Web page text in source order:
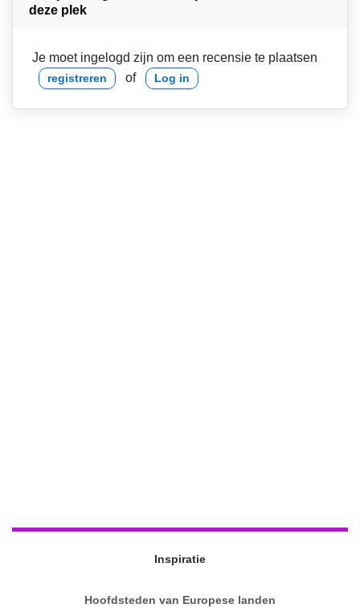
deze plek
Je moet ingelogd zijn om een recensie te plaatsen
registreren of Log in
Inspiratie
Hoofdsteden van Europese landen